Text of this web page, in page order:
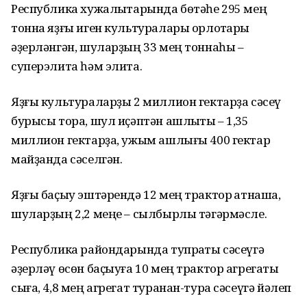
Республика хужалыҡтарында бөтәһе 295 мең
тонна яҙғы иген культуралары орлоҡтары
әҙерләнгән, шуларҙың 33 мең тоннаһы –
суперэлита һәм элита.
Яҙғы культураларҙы 2 миллион гектарҙа сәсеү
бурысы тора, шул иҫәптән ашлыҡты – 1,35
миллион гектарҙа, ужым ашлығы 400 гектар
майҙанда сәселгән.
Яҙғы баҫыу эштәрендә 12 мең трактор ҡатнаша,
шуларҙың 2,2 меңе – сылбырлы тәгәрмәсле.
Республика райондарында тупраҡты сәсеүгә
әҙерләү өсөн баҫыуға 10 мең трактор агрегаты
сыға, 4,8 мең агрегат туранан-тура сәсеүгә йәлеп